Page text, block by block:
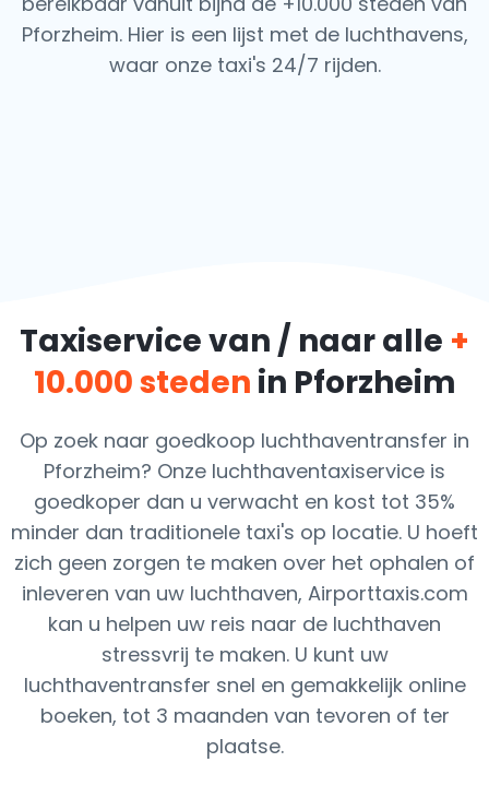
Pforzheim. Hier is een lijst met de luchthavens,
waar onze taxi's 24/7 rijden.
Taxiservice van / naar alle +
10.000 steden in Pforzheim
Op zoek naar goedkoop luchthaventransfer in
Pforzheim? Onze luchthaventaxiservice is
goedkoper dan u verwacht en kost tot 35%
minder dan traditionele taxi's op locatie. U hoeft
zich geen zorgen te maken over het ophalen of
inleveren van uw luchthaven, Airporttaxis.com
kan u helpen uw reis naar de luchthaven
stressvrij te maken. U kunt uw
luchthaventransfer snel en gemakkelijk online
boeken, tot 3 maanden van tevoren of ter
plaatse.